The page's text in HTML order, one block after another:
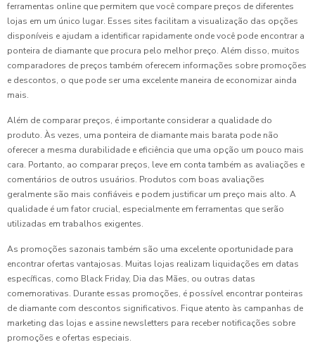
ferramentas online que permitem que você compare preços de diferentes
lojas em um único lugar. Esses sites facilitam a visualização das opções
disponíveis e ajudam a identificar rapidamente onde você pode encontrar a
ponteira de diamante que procura pelo melhor preço. Além disso, muitos
comparadores de preços também oferecem informações sobre promoções
e descontos, o que pode ser uma excelente maneira de economizar ainda
mais.
Além de comparar preços, é importante considerar a qualidade do
produto. Às vezes, uma ponteira de diamante mais barata pode não
oferecer a mesma durabilidade e eficiência que uma opção um pouco mais
cara. Portanto, ao comparar preços, leve em conta também as avaliações e
comentários de outros usuários. Produtos com boas avaliações
geralmente são mais confiáveis e podem justificar um preço mais alto. A
qualidade é um fator crucial, especialmente em ferramentas que serão
utilizadas em trabalhos exigentes.
As promoções sazonais também são uma excelente oportunidade para
encontrar ofertas vantajosas. Muitas lojas realizam liquidações em datas
específicas, como Black Friday, Dia das Mães, ou outras datas
comemorativas. Durante essas promoções, é possível encontrar ponteiras
de diamante com descontos significativos. Fique atento às campanhas de
marketing das lojas e assine newsletters para receber notificações sobre
promoções e ofertas especiais.